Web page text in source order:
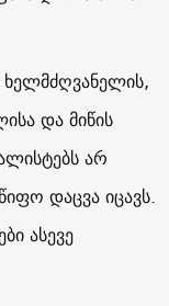
ხელმძღვანელის,
და მიწის
არ
დაცვა იცავს.
ასევე